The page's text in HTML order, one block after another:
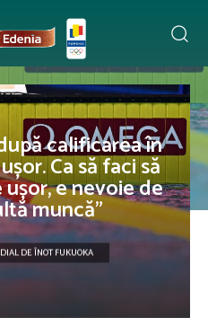
calificarea în
Ca să faci să
e nevoie de
muncă”
DE ÎNOT FUKUOKA